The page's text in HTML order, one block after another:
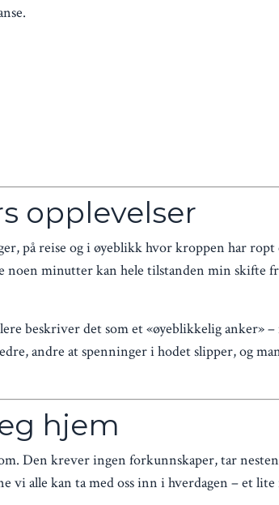
opplevelser
på reise og i øyeblikk hvor kroppen har
noen minutter kan hele tilstanden min skifte
beskriver det som et «øyeblikkelig anker» –
andre at spenninger i hodet slipper, og
hjem
Den krever ingen forkunnskaper, tar
vi alle kan ta med oss inn i hverdagen – et